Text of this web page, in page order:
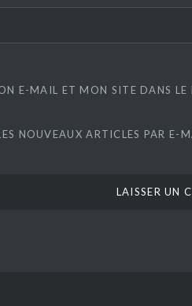
E-MAIL ET MON SITE DANS
NOUVEAUX ARTICLES PAR E-